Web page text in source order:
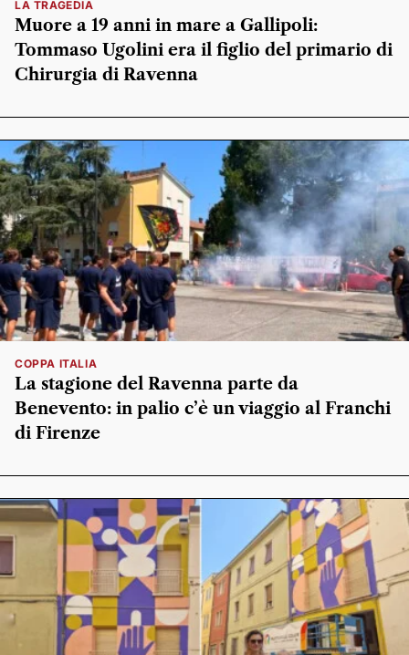
LA TRAGEDIA
Muore a 19 anni in mare a Gallipoli:
Tommaso Ugolini era il figlio del primario di
Chirurgia di Ravenna
COPPA ITALIA
La stagione del Ravenna parte da
Benevento: in palio c’è un viaggio al Franchi
di Firenze